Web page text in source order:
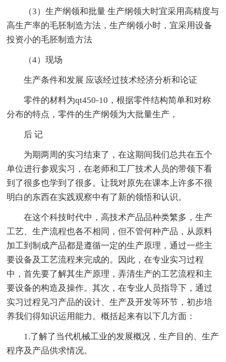
（3）生产纲领和批量 生产纲领大时宜采用高精度与
高生产率的毛胚制造方法，生产纲领小时，宜采用设备
投资小的毛胚制造方法
（4）现场
生产条件和发展 应该经过技术经济分析和论证
零件的材料为qt450-10，根据零件结构简单和对称
分布的特点，零件的生产纲领为大批量生产，
后 记
为期两周的实习结束了，在这期间我们总共在五个
单位进行参观实习，在老师和工厂技术人员的带领下看
到了很多也学到了很多。让我对原先在课本上许多不很
明白的东西在实践观察中有了新的领悟和认识。
在这个科技时代中，高技术产品品种类繁多，生产
工艺、生产流程也各不相同，但不管何种产品，从原料
加工到制成产品都是遵循一定的生产原理，通过一些主
要设备及工艺流程来完成的。因此，在专业实习过程
中，首先要了解其生产原理，弄清生产的工艺流程和主
要设备的构造及操作。其次，在专业人员指导下，通过
实习过程见习产品的设计、生产及开发等环节，初步培
养我们得知识运用能力。概括起来有以下几方面：
1.了解了当代机械工业的发展概况，生产目的、生产
程序及产品供求情况。